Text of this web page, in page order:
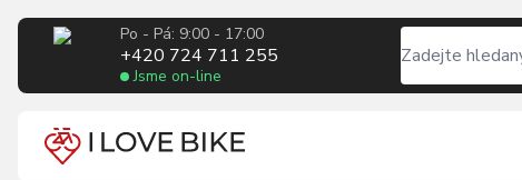
Po - Pá: 9:00 - 17:00
+420 724 711 255
Jsme on-line